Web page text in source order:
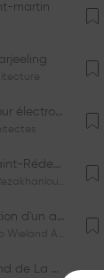
martin
Habitats pour électrosensibles (ES)
Eglise du Saint-Rédempteur
SA
Transformation d'un appartement dans les vignes
Architectes Sàrl
siège romand de La Mobilière